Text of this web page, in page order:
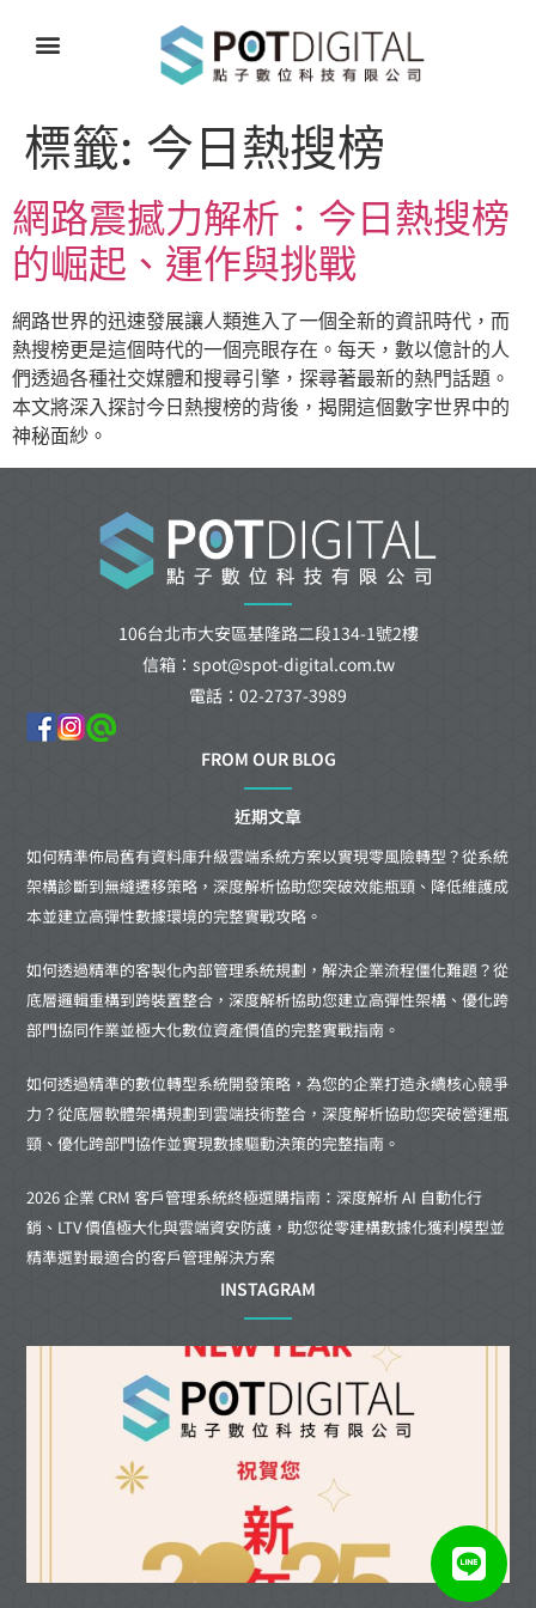
標籤: 今日熱搜榜
網路震撼力解析：今日熱搜榜
的崛起、運作與挑戰
網路世界的迅速發展讓人類進入了一個全新的資訊時代，而
熱搜榜更是這個時代的一個亮眼存在。每天，數以億計的人
們透過各種社交媒體和搜尋引擎，探尋著最新的熱門話題。
本文將深入探討今日熱搜榜的背後，揭開這個數字世界中的
神秘面紗。
106台北市大安區基隆路二段134-1號2樓
信箱：spot@spot-digital.com.tw
電話：02-2737-3989
FROM OUR BLOG
近期文章
如何精準佈局舊有資料庫升級雲端系統方案以實現零風險轉型？從系統
架構診斷到無縫遷移策略，深度解析協助您突破效能瓶頸、降低維護成
本並建立高彈性數據環境的完整實戰攻略。
如何透過精準的客製化內部管理系統規劃，解決企業流程僵化難題？從
底層邏輯重構到跨裝置整合，深度解析協助您建立高彈性架構、優化跨
部門協同作業並極大化數位資產價值的完整實戰指南。
如何透過精準的數位轉型系統開發策略，為您的企業打造永續核心競爭
力？從底層軟體架構規劃到雲端技術整合，深度解析協助您突破營運瓶
頸、優化跨部門協作並實現數據驅動決策的完整指南。
2026 企業 CRM 客戶管理系統終極選購指南：深度解析 AI 自動化行
銷、LTV 價值極大化與雲端資安防護，助您從零建構數據化獲利模型並
精準選對最適合的客戶管理解決方案
INSTAGRAM